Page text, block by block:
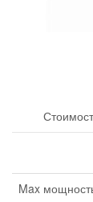
Max